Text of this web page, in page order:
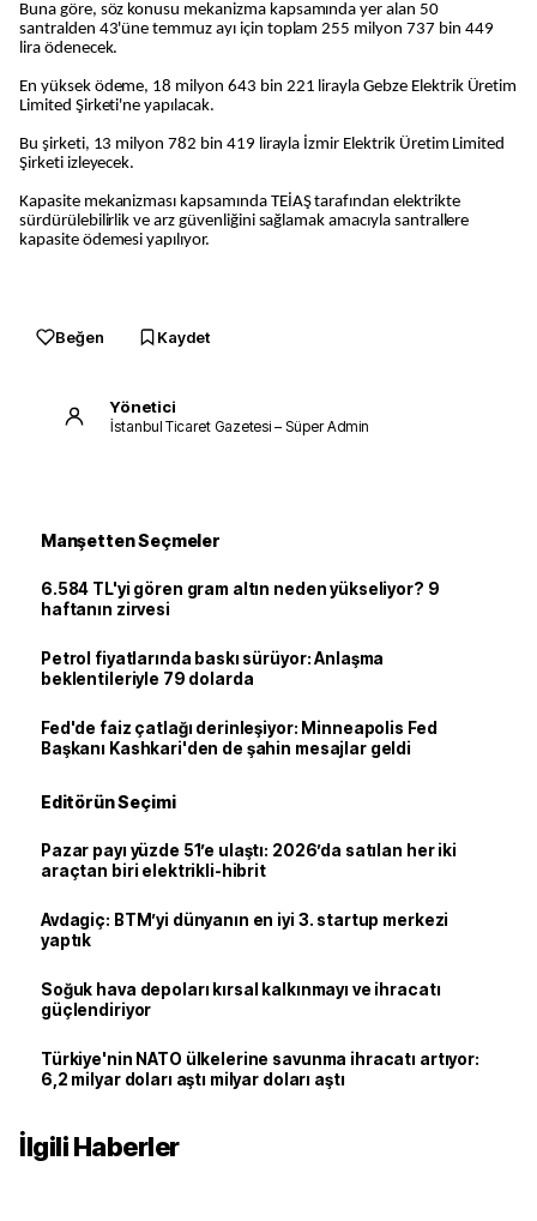
Buna göre, söz konusu mekanizma kapsamında yer alan 50
santralden 43'üne temmuz ayı için toplam 255 milyon 737 bin 449
lira ödenecek.
En yüksek ödeme, 18 milyon 643 bin 221 lirayla Gebze Elektrik Üretim
Limited Şirketi'ne yapılacak.
Bu şirketi, 13 milyon 782 bin 419 lirayla İzmir Elektrik Üretim Limited
Şirketi izleyecek.
Kapasite mekanizması kapsamında TEİAŞ tarafından elektrikte
sürdürülebilirlik ve arz güvenliğini sağlamak amacıyla santrallere
kapasite ödemesi yapılıyor.
Beğen Kaydet
Yönetici
İstanbul Ticaret Gazetesi – Süper Admin
Manşetten Seçmeler
6.584 TL'yi gören gram altın neden yükseliyor? 9
haftanın zirvesi
Petrol fiyatlarında baskı sürüyor: Anlaşma
beklentileriyle 79 dolarda
Fed'de faiz çatlağı derinleşiyor: Minneapolis Fed
Başkanı Kashkari'den de şahin mesajlar geldi
Editörün Seçimi
Pazar payı yüzde 51’e ulaştı: 2026’da satılan her iki
araçtan biri elektrikli-hibrit
Avdagiç: BTM’yi dünyanın en iyi 3. startup merkezi
yaptık
Soğuk hava depoları kırsal kalkınmayı ve ihracatı
güçlendiriyor
Türkiye'nin NATO ülkelerine savunma ihracatı artıyor:
6,2 milyar doları aştı milyar doları aştı
İlgili Haberler